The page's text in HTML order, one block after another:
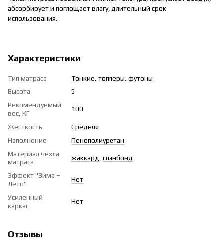
абсорбирует и поглощает влагу, длительный срок
использования.
Характеристики
Тип матраса
Тонкие, топперы, футоны
Высота
5
Рекомендуемый
вес, КГ
100
Жесткость
Средняя
Наполнение
Пенополиуретан
Материал чехла
матраса
жаккард, спанбонд
Эффект "Зима –
Лето"
Нет
Усиленный
каркас
Нет
Отзывы